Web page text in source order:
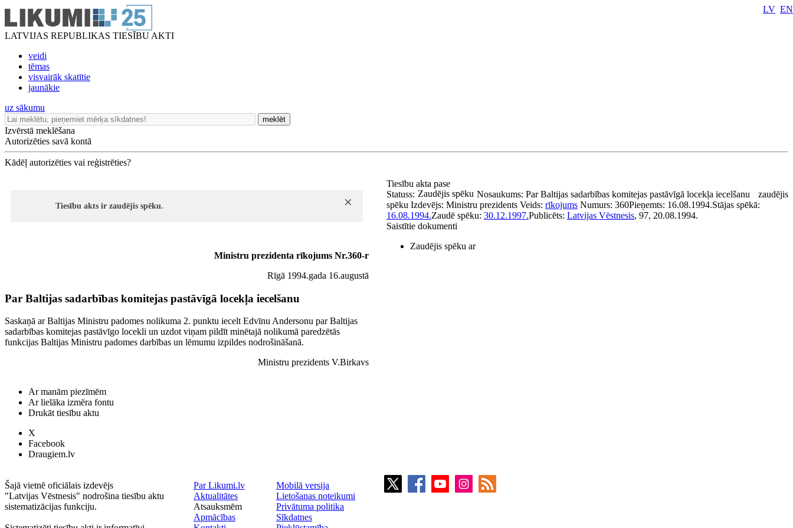
LATVIJAS REPUBLIKAS TIESĪBU AKTI
veidi
tēmas
visvairāk skatītie
jaunākie
LV EN
uz sākumu
meklēt
Izvērstā meklēšana
Autorizēties savā kontā
Kādēļ autorizēties vai reģistrēties?
Tiesību akts ir zaudējis spēku.
Ministru prezidenta rīkojums Nr.360-r
Rīgā 1994.gada 16.augustā
Par Baltijas sadarbības komitejas pastāvīgā locekļa iecelšanu
Saskaņā ar Baltijas Ministru padomes nolikuma 2. punktu iecelt Edvīnu Andersonu par Baltijas
sadarbības komitejas pastāvīgo locekli un uzdot viņam pildīt minētajā nolikumā paredzētās
funkcijas Baltijas Ministru padomes darbības un lēmumu izpildes nodrošināšanā.
Ministru prezidents V.Birkavs
Tiesību akta pase
Nosaukums: Par Baltijas sadarbības komitejas pastāvīgā locekļa iecelšanu
Statuss: Zaudējis spēku
zaudējis
spēku Izdevējs: Ministru prezidents Veids: rīkojums Numurs: 360Pieņemts: 16.08.1994.Stājas spēkā:
16.08.1994.Zaudē spēku: 30.12.1997.Publicēts: Latvijas Vēstnesis, 97, 20.08.1994.
Saistītie dokumenti
Zaudējis spēku ar
Ar manām piezīmēm
Ar lielāka izmēra fontu
Drukāt tiesību aktu
X
Facebook
Draugiem.lv
Šajā vietnē oficiālais izdevējs
"Latvijas Vēstnesis" nodrošina tiesību aktu
sistematizācijas funkciju.
Par Likumi.lv
Aktualitātes
Atsauksmēm
Apmācības
Mobilā versija
Lietošanas noteikumi
Privātuma politika
Sīkdatnes